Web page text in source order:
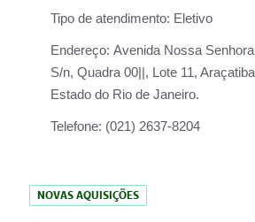
Tipo de atendimento: Eletivo
Endereço: Avenida Nossa
S/n, Quadra 00||, Lote 11,
Estado do Rio de Janeiro.
Telefone: (021) 2637-8204
NOVAS AQUISIÇÕES